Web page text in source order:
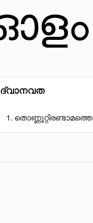
ദ്വാനവത
തൊണ്ണൂറ്റിരണ്ടാമത്തെ